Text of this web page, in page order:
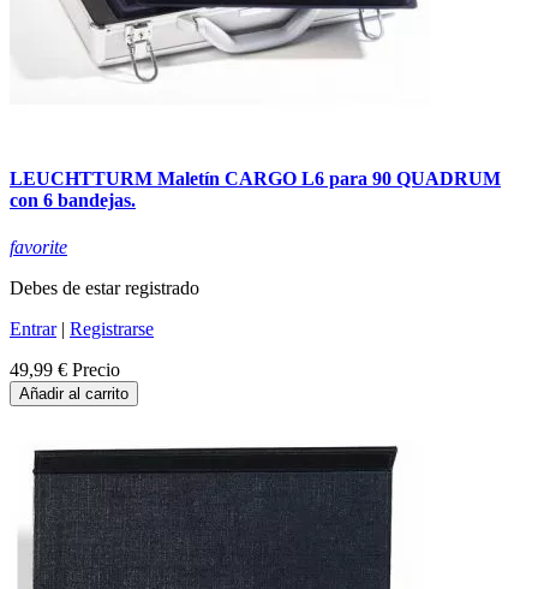
LEUCHTTURM Maletín CARGO L6 para 90 QUADRUM
con 6 bandejas.
favorite
Debes de estar registrado
Entrar| Registrarse
49,99 € Precio
Añadir al carrito